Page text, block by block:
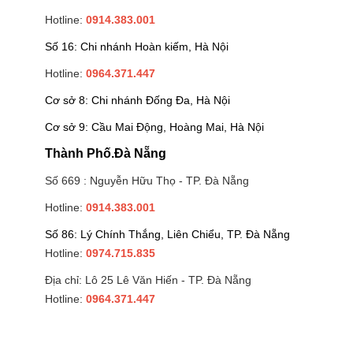
Hotline: 0914.383.001
Số 16: Chi nhánh Hoàn kiếm, Hà Nội
Hotline: 0964.371.447
Cơ sở 8: Chi nhánh Đống Đa, Hà Nội
Cơ sở 9: Cầu Mai Động, Hoàng Mai, Hà Nội
Thành Phố.Đà Nẵng
Số 669 : Nguyễn Hữu Thọ - TP. Đà Nẵng
Hotline: 0914.383.001
Số 86: Lý Chính Thắng, Liên Chiểu, TP. Đà Nẵng
Hotline: 0974.715.835
Địa chỉ: Lô 25 Lê Văn Hiến - TP. Đà Nẵng
Hotline: 0964.371.447